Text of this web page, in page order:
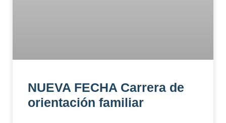
NUEVA FECHA Carrera de
orientación familiar